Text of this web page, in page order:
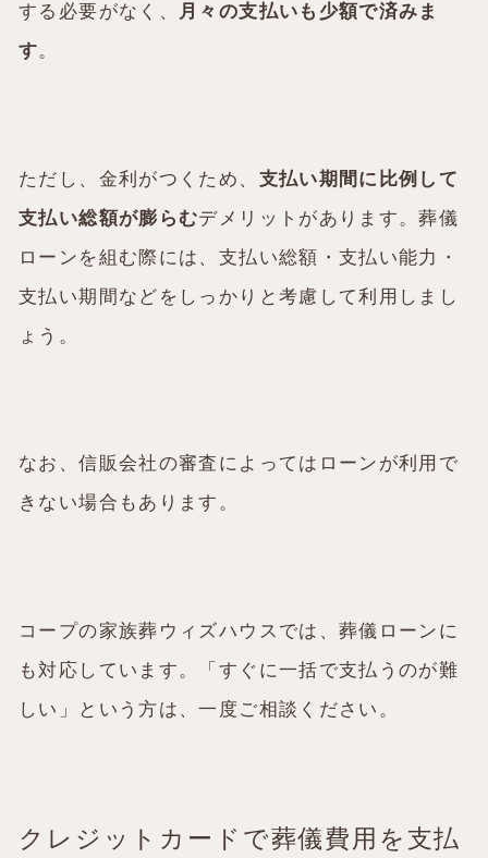
する必要がなく、
月々の支払いも少額で済みま
す。
ただし、金利がつくため、 支払い期間に比例して
支払い総額が膨らむデメリットがあります。葬儀
ローンを組む際には、支払い総額・支払い能力・
支払い期間などをしっかりと考慮して利用しまし
ょう。
なお、信販会社の審査によってはローンが利用で
きない場合もあります。
コープの家族葬ウィズハウスでは、葬儀ローンに
も対応しています。「すぐに一括で支払うのが難
しい」という方は、一度ご相談ください。
クレジットカードで葬儀費用を支払